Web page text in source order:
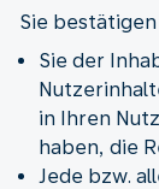
Sie
Sie der
in Ihren
haben, die
Jede bzw.